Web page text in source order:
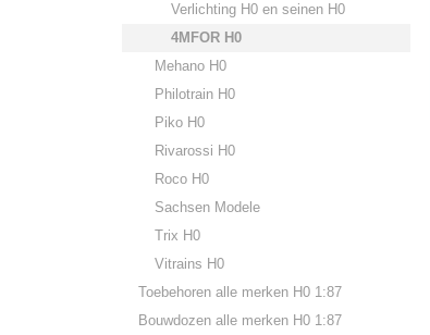
Verlichting H0 en seinen H0
4MFOR H0
Mehano H0
Philotrain H0
Piko H0
Rivarossi H0
Roco H0
Sachsen Modele
Trix H0
Vitrains H0
Toebehoren alle merken H0 1:87
Bouwdozen alle merken H0 1:87